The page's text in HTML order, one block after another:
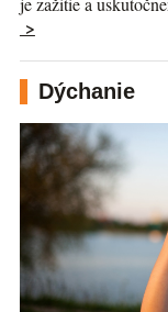
>
Dýchanie